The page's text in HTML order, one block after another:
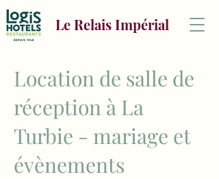
Le Relais Impérial
Location de salle de
réception à La
Turbie - mariage et
évènements